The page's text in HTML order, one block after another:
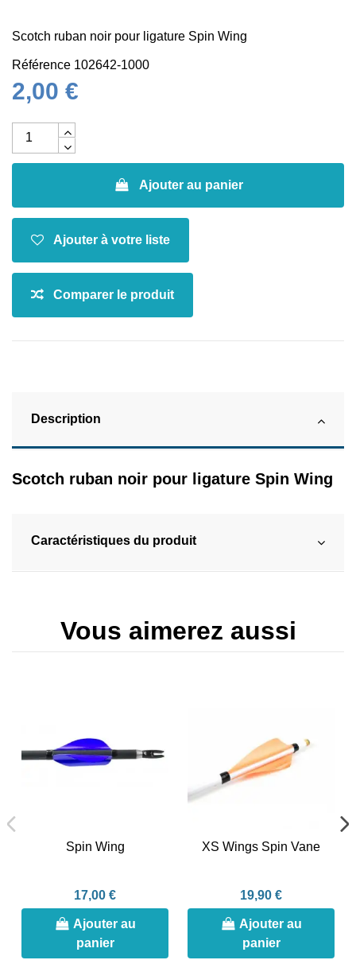
Scotch ruban noir pour ligature Spin Wing
Référence 102642-1000
2,00 €
Ajouter au panier
Description
Scotch ruban noir pour ligature Spin Wing
Caractéristiques du produit
Vous aimerez aussi
Spin Wing
17,00 €
Ajouter au
panier
XS Wings Spin Vane
19,90 €
Ajouter au
panier